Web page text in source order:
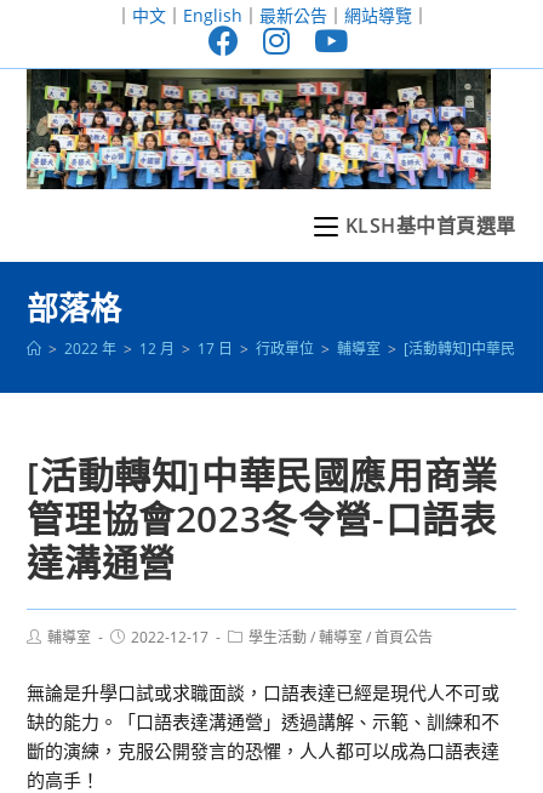
至
｜ 中文｜ English ｜ 最新公告｜ 網站導覽｜
KLSH基中首頁選單
部落格
> 2022 年 > 12 月 > 17 日 > 行政單位 > 輔導室 > [活動轉知]中華民國
[活動轉知]中華民國應用商業
管理協會2023冬令營-口語表
達溝通營
Post輔導室
Post2022-12-17
Post學生活動 / 輔導室 / 首頁公告
無論是升學口試或求職面談，口語表達已經是現代人不可或
缺的能力。「口語表達溝通營」透過講解、示範、訓練和不
斷的演練，克服公開發言的恐懼，人人都可以成為口語表達
的高手！